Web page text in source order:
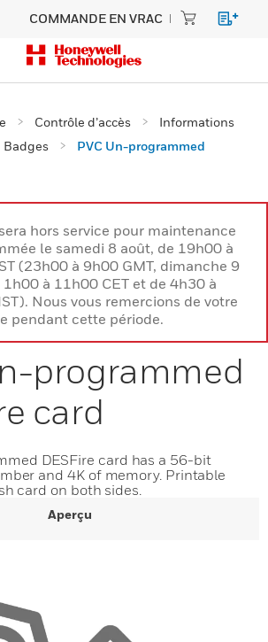
COMMANDE EN VRAC
Contrôle d’accès
Informations
Badges
PVC Un-programmed
hors service pour maintenance
le samedi 8 août, de 19h00 à
(23h00 à 9h00 GMT, dimanche 9
1h00 à 11h00 CET et de 4h30 à
Nous vous remercions de votre
pendant cette période.
programmed
card
DESFire card has a 56-bit
and 4K of memory. Printable
card on both sides.
Aperçu